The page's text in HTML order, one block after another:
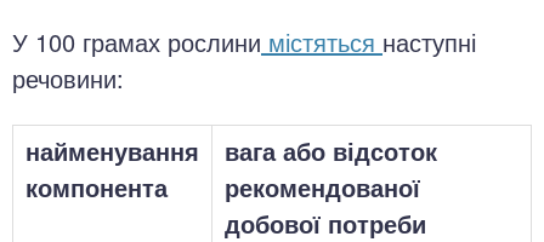
У 100 грамах рослини містяться наступні
речовини:
найменування
компонента
вага або відсоток
рекомендованої
добової потреби